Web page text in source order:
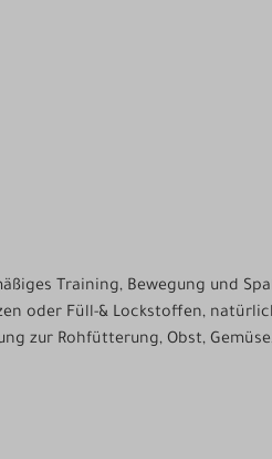
Training, Bewegung und
oder Füll-& Lockstoffen,
zur Rohfütterung, Obst,